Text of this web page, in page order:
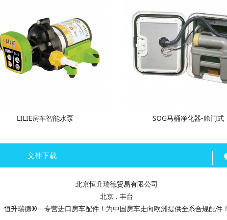
LILIE房车智能水泵 SOG马桶净化器-舱门式
文件下载
北京恒升瑞德贸易有限公司
北京 . 丰台
恒升瑞德®—专营进口房车配件！为中国房车走向欧洲提供全系合规配件！